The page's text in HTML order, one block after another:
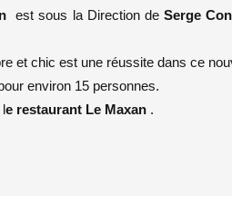
est sous la Direction deSerge
et chic est une réussite dans ce
environ 15 personnes.
le restaurant Le Maxan .